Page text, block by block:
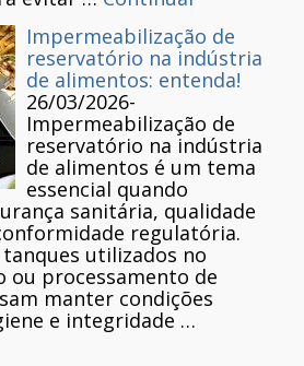
Impermeabilização de
reservatório na indústria
de alimentos: entenda!
26/03/2026-
Impermeabilização de
reservatório na indústria
de alimentos é um tema
essencial quando
sanitária, qualidade
regulatória.
utilizados no
ou processamento de
manter condições
e integridade …